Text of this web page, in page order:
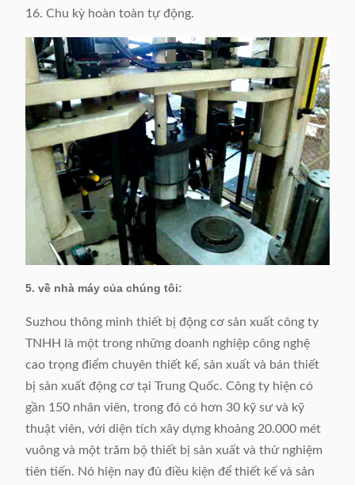
16. Chu kỳ hoàn toàn tự động.
5. về nhà máy của chúng tôi:
Suzhou thông minh thiết bị động cơ sản xuất công ty
TNHH là một trong những doanh nghiệp công nghệ
cao trọng điểm chuyên thiết kế, sản xuất và bán thiết
bị sản xuất động cơ tại Trung Quốc. Công ty hiện có
gần 150 nhân viên, trong đó có hơn 30 kỹ sư và kỹ
thuật viên, với diện tích xây dựng khoảng 20.000 mét
vuông và một trăm bộ thiết bị sản xuất và thử nghiệm
tiên tiến. Nó hiện nay đủ điều kiện để thiết kế và sản